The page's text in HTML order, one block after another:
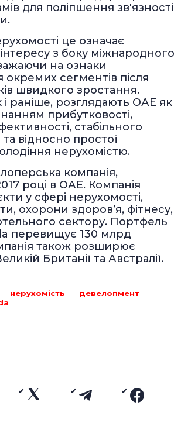
для поліпшення зв'язності
це означає
з боку міжнародного
на ознаки
сегментів після
швидкого зростання.
і раніше, розглядають ОАЕ як
прибутковості,
стабільного
відносно простої
нерухомістю.
компанія,
році в ОАЕ. Компанія
у сфері нерухомості,
охорони здоров’я, фітнесу,
сектору. Портфель
перевищує 130 млрд
також розширює
Британії та Австралії.
нерухомість
девелопмент